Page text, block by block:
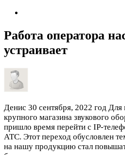
Работа оператора
устраивает
Денис 30 сентября, 2022 год Для
крупного магазина звукового
пришло время перейти с IP-
АТС. Этот переход обусловлен
на нашу продукцию стал